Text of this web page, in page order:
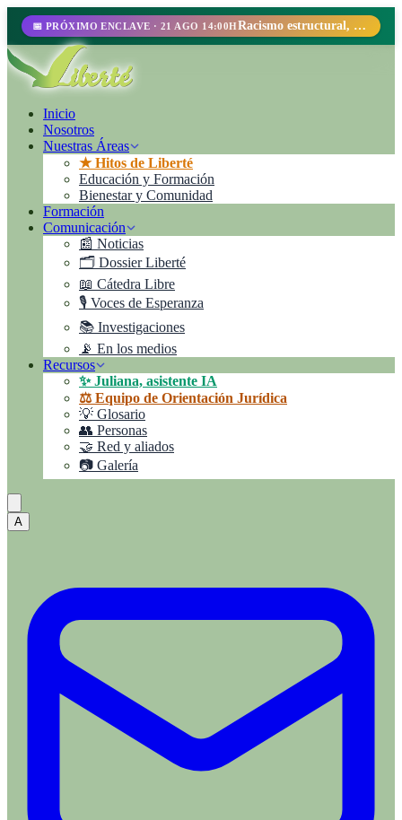
📅 PRÓXIMO ENCLAVE · 21 AGO 14:00H Racismo estructural, perfilamiento racial y abolicionismo carcelario.
Inicio
Nosotros
Nuestras Áreas
★ Hitos de Liberté
Educación y Formación
Bienestar y Comunidad
Formación
Comunicación
📰 Noticias
🗂️ Dossier Liberté
📖 Cátedra Libre
🎙️ Voces de Esperanza
📚 Investigaciones
📡 En los medios
Recursos
✨ Juliana, asistente IA
⚖️ Equipo de Orientación Jurídica
💡 Glosario
👥 Personas
🤝 Red y aliados
📷 Galería
A